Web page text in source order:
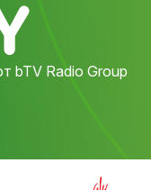
bTV Radio Group